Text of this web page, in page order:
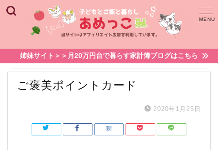
姉妹サイト＞＞月20万円台で暮らす家計簿ブログはこちら
ご褒美ポイントカード
2020年1月25日